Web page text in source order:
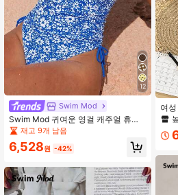
12
Swim Mod
Swim Mod 귀여운 영걸 캐주얼 휴가
청춘스러운 잔꽃 랜덤 프린트 야외 해
변 수영복 레이스업 드로스트링 핏 백
리스 슬리밍 걸 1피스 수영복
재고 9개 남음
6,528원 -42%
여
유